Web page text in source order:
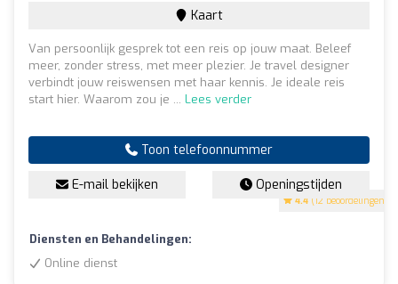
4.4 (12 beoordelingen)
Kaart
Van persoonlijk gesprek tot een reis op jouw maat. Beleef
meer, zonder stress, met meer plezier. Je travel designer
verbindt jouw reiswensen met haar kennis. Je ideale reis
start hier. Waarom zou je ... Lees verder
Toon telefoonnummer
E-mail bekijken Openingstijden
Diensten en Behandelingen:
Online dienst